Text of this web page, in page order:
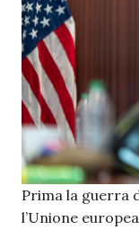
Prima la guerra
l’Unione